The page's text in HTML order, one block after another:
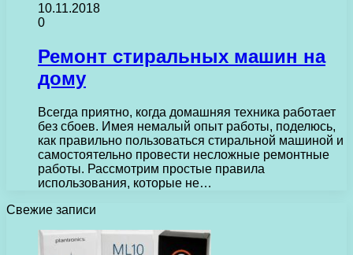
10.11.2018
0
Ремонт стиральных машин на
дому
Всегда приятно, когда домашняя техника работает
без сбоев. Имея немалый опыт работы, поделюсь,
как правильно пользоваться стиральной машиной и
самостоятельно провести несложные ремонтные
работы. Рассмотрим простые правила
использования, которые не…
Свежие записи